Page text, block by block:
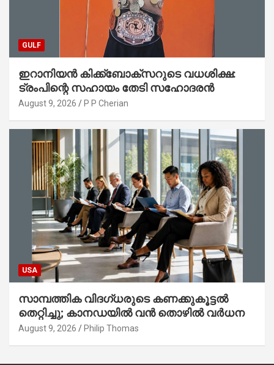
GULF
ഇറാനിയൻ കിക്ക്ബോക്സറുടെ വധശിക്ഷ:
ട്രംപിന്റെ സഹായം തേടി സഹോദരൻ
August 9, 2026 P P Cherian
USA
സാമ്പത്തിക വിദഗ്ധരുടെ കണക്കുകൂട്ടൽ
തെറ്റിച്ചു; കാനഡയിൽ വൻ തൊഴിൽ വർധന
August 9, 2026 Philip Thomas